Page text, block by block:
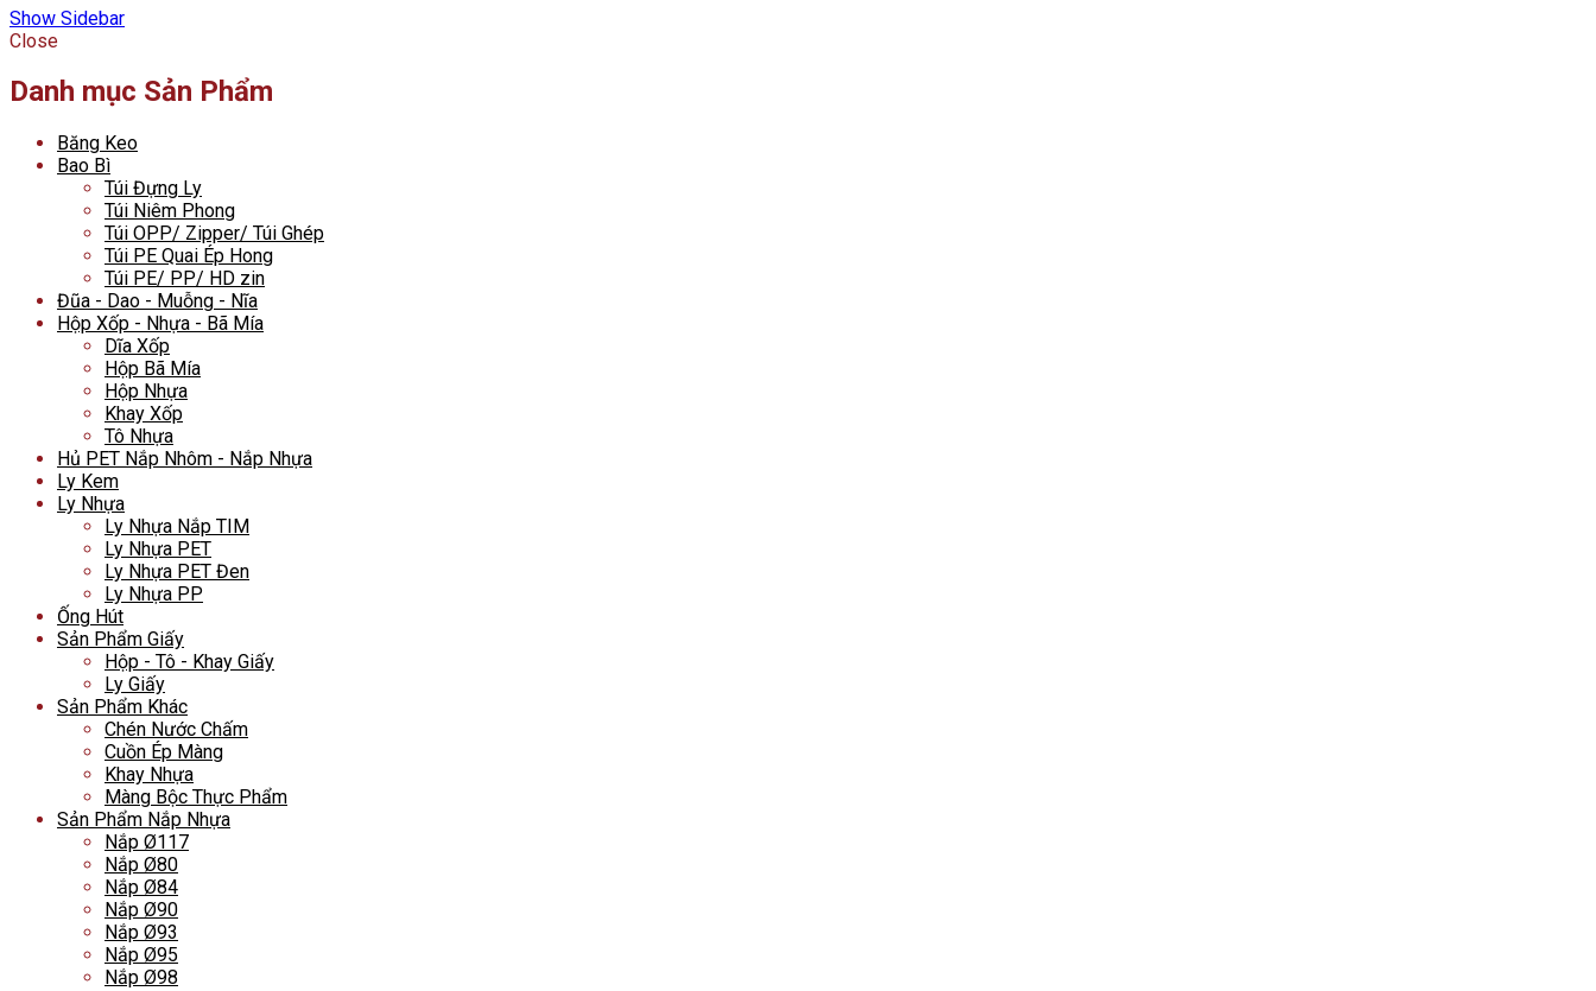
Show Sidebar
Close
Danh mục Sản Phẩm
Băng Keo
Bao Bì
Túi Đựng Ly
Túi Niêm Phong
Túi OPP/ Zipper/ Túi Ghép
Túi PE Quai Ép Hong
Túi PE/ PP/ HD zin
Đũa - Dao - Muỗng - Nĩa
Hộp Xốp - Nhựa - Bã Mía
Dĩa Xốp
Hộp Bã Mía
Hộp Nhựa
Khay Xốp
Tô Nhựa
Hủ PET Nắp Nhôm - Nắp Nhựa
Ly Kem
Ly Nhựa
Ly Nhựa Nắp TIM
Ly Nhựa PET
Ly Nhựa PET Đen
Ly Nhựa PP
Ống Hút
Sản Phẩm Giấy
Hộp - Tô - Khay Giấy
Ly Giấy
Sản Phẩm Khác
Chén Nước Chấm
Cuồn Ép Màng
Khay Nhựa
Màng Bộc Thực Phẩm
Sản Phẩm Nắp Nhựa
Nắp Ø117
Nắp Ø80
Nắp Ø84
Nắp Ø90
Nắp Ø93
Nắp Ø95
Nắp Ø98